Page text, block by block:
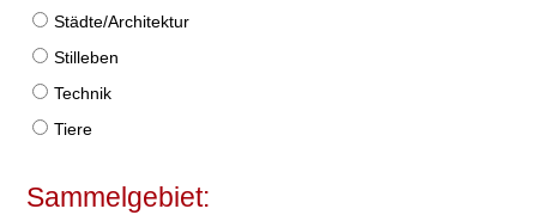
Städte/Architektur
Stilleben
Technik
Tiere
Sammelgebiet: